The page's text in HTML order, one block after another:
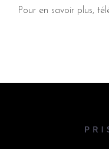
Pour en savoir plus,